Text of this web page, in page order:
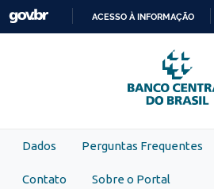
Skip to main content
PARA
O
ACESSO À INFORMAÇÃO
Dados Perguntas Frequentes
Contato Sobre o Portal